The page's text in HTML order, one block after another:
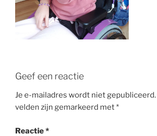
Geef een reactie
Je e-mailadres wordt niet gepubliceerd.
velden zijn gemarkeerd met*
Reactie*